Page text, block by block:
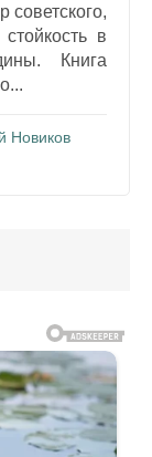
советского,
в
Книга
Новиков